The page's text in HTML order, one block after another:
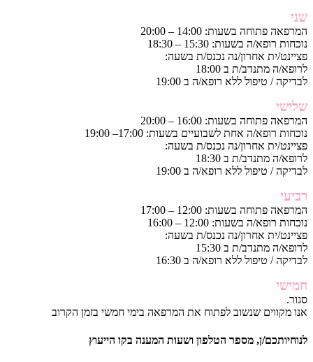
שני
המרפאה פתוחה בשעות: 14:00 – 20:00
נוכחות רופא/ה בשעות: 15:30 – 18:30
פציינט/ית אחרון/נה נכנס/ת בשעה:
לרופא/ה מתנדב/ת ב 18:00
לבדיקה / טיפול ללא רופא/ה ב 19:00
שלישי
המרפאה פתוחה בשעות: 16:00 – 20:00
נוכחות רופא/ה אחת לשבועיים בשעות: 17:00– 19:00
פציינט/ית אחרון/נה נכנס/ת בשעה:
לרופא/ה מתנדב/ת ב 18:30
לבדיקה / טיפול ללא רופא/ה ב 19:00
רביעי
המרפאה פתוחה בשעות: 12:00 – 17:00
נוכחות רופא/ה בשעות: 12:00 – 16:00
פציינט/ית אחרון/נה נכנס/ת בשעה:
לרופא/ה מתנדב/ת ב 15:30
לבדיקה / טיפול ללא רופא/ה ב 16:30
חמישי
סגור.
אנו מקווים שנשוב לפתוח את המרפאה בימי חמשי בזמן הקרוב
לנוחיותכם/ן, מספר הטלפון ושעות המענה בקו הייעוץ